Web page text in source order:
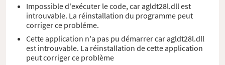
Impossible d'exécuter le code, car agldt28l.dll est
introuvable. La réinstallation du programme peut
corriger ce probléme.
Cette application n'a pas pu démarrer car agldt28l.dll
est introuvable. La réinstallation de cette application
peut corriger ce problème